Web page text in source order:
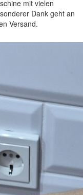
mit vielen
Dank geht an
Versand.